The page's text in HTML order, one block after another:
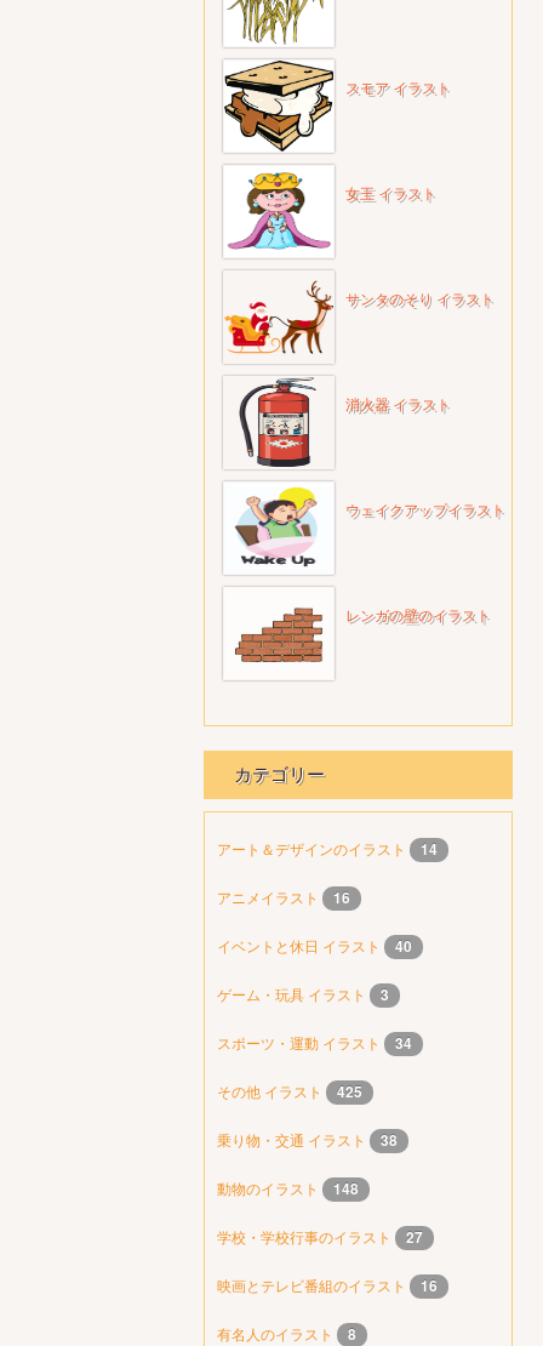
スモア イラスト
女王 イラスト
サンタのそり イラスト
消火器 イラスト
ウェイクアップイラスト
レンガの壁のイラスト
カテゴリー
アート＆デザインのイラスト 14
アニメイラスト 16
イベントと休日 イラスト 40
ゲーム・玩具 イラスト 3
スポーツ・運動 イラスト 34
その他 イラスト 425
乗り物・交通 イラスト 38
動物のイラスト 148
学校・学校行事のイラスト 27
映画とテレビ番組のイラスト 16
有名人のイラスト 8